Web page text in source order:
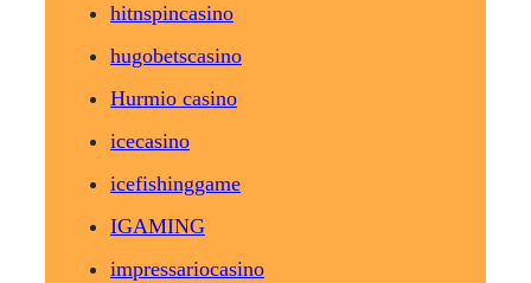
hitnspincasino
hugobetscasino
Hurmio casino
icecasino
icefishinggame
IGAMING
impressariocasino